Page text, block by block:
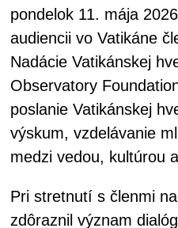
pondelok 11. mája
audiencii vo Vatikáne
Nadácie Vatikánskej
Observatory
poslanie Vatikánskej
výskum, vzdelávanie
medzi vedou, kultúrou
Pri stretnutí s členmi
zdôraznil význam